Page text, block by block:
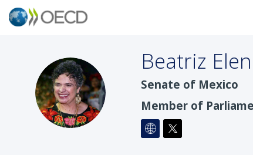
BEPR
Beatriz
Senate of Mexico
Member of